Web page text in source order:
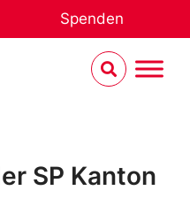
Spenden
SP Kanton